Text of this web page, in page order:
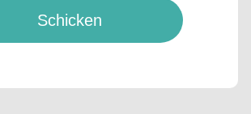
Schicken